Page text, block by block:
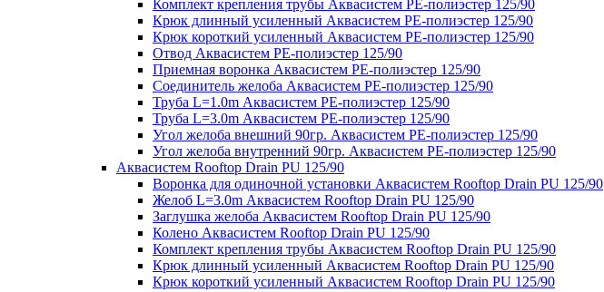
Комплект крепления трубы Аквасистем PE-полиэстер 125/90
Крюк длинный усиленный Аквасистем PE-полиэстер 125/90
Крюк короткий усиленный Аквасистем PE-полиэстер 125/90
Отвод Аквасистем РЕ-полиэстер 125/90
Приемная воронка Аквасистем PE-полиэстер 125/90
Соединитель желоба Аквасистем PE-полиэстер 125/90
Труба L=1.0m Аквасистем PE-полиэстер 125/90
Труба L=3.0m Аквасистем PE-полиэстер 125/90
Угол желоба внешний 90гр. Аквасистем PE-полиэстер 125/90
Угол желоба внутренний 90гр. Аквасистем PE-полиэстер 125/90
Аквасистем Rooftop Drain PU 125/90
Воронка для одиночной установки Аквасистем Rooftop Drain PU 125/90
Желоб L=3.0m Аквасистем Rooftop Drain PU 125/90
Заглушка желоба Аквасистем Rooftop Drain PU 125/90
Колено Аквасистем Rooftop Drain PU 125/90
Комплект крепления трубы Аквасистем Rooftop Drain PU 125/90
Крюк длинный усиленный Аквасистем Rooftop Drain PU 125/90
Крюк короткий усиленный Аквасистем Rooftop Drain PU 125/90